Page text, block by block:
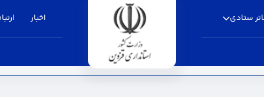
ستادی اخبار
راهبری اقتصادی استان - استانداری قزوین